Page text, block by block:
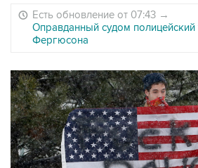
Есть обновление от 07:43 →
Оправданный судом полицейский
Фергюсона